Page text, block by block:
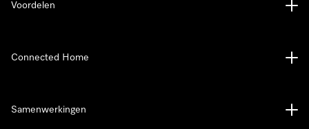
Voordelen
Connected Home
Samenwerkingen